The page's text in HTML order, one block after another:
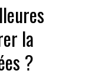
la
?